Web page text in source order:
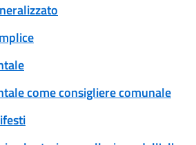
come consigliere comunale